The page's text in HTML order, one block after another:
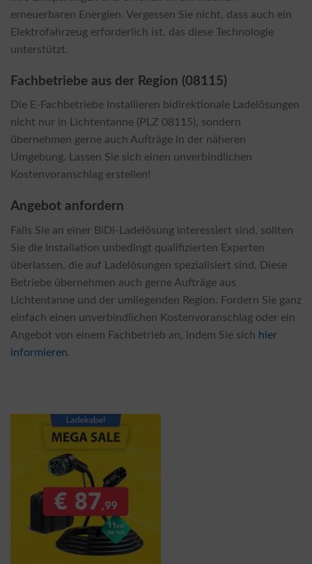
erneuerbaren Energien. Vergessen Sie nicht, dass auch ein
Elektrofahrzeug erforderlich ist, das diese Technologie
unterstützt.
Fachbetriebe aus der Region (08115)
Die E-Fachbetriebe installieren bidirektionale Ladelösungen
nicht nur in Lichtentanne (PLZ 08115), sondern
übernehmen gerne auch Aufträge in der näheren
Umgebung. Lassen Sie sich einen unverbindlichen
Kostenvoranschlag erstellen!
Angebot anfordern
Falls Sie an einer BiDi-Ladelösung interessiert sind, sollten
Sie die Installation unbedingt qualifizierten Experten
überlassen, die auf Ladelösungen spezialisiert sind. Diese
Betriebe übernehmen auch gerne Aufträge aus
Lichtentanne und der umliegenden Region. Fordern Sie ganz
einfach einen unverbindlichen Kostenvoranschlag oder ein
Angebot von einem Fachbetrieb an, indem Sie sich hier
informieren.